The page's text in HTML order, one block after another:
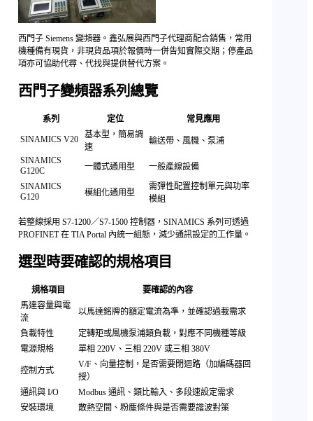
西門子 Siemens 變頻器。鑫弘展與西門子代理商配合銷售，常用
機種備有現貨，非現貨品項於報價時一併告知實際交期；停產品
項亦可協助代尋、代找與提供替代方案。
西門子變頻器系列總覽
系列 定位 常見應用
SINAMICS V20
基本型，簡易調
速
輸送帶、風機、泵浦
SINAMICS
G120C
一體式通用型
一般產線設備
SINAMICS
G120
模組化通用型
需彈性配置控制單元與功率
模組
若整線採用 S7-1200／S7-1500 控制器，SINAMICS 系列可透過
PROFINET 在 TIA Portal 內統一組態，減少通訊設定的工作量。
選型時要確認的規格項目
規格項目
要確認的內容
馬達容量與電
流
以馬達銘牌的額定電流為準，並確認過載需求
負載特性
定轉矩或風機泵浦類負載，對應不同機種等級
電源規格
單相 220V、三相 220V 或三相 380V
控制方式
V/F、向量控制，是否需要閉迴路（加編碼器回
授）
通訊與 I/O
Modbus 通訊、類比輸入、多段速設定需求
安裝環境
散熱空間、粉塵條件與是否需要諧波對策